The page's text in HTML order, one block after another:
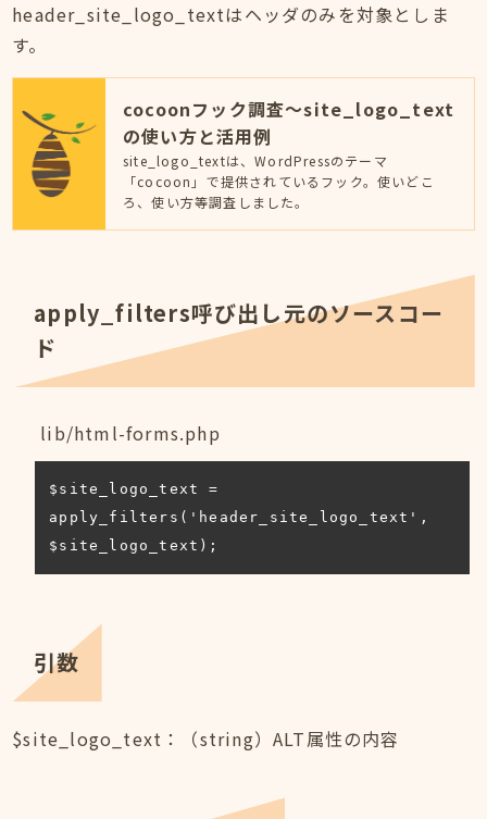
header_site_logo_textはヘッダのみを対象としま
す。
cocoonフック調査～site_logo_text
の使い方と活用例
site_logo_textは、WordPressのテーマ
「cocoon」で提供されているフック。使いどこ
ろ、使い方等調査しました。
apply_filters呼び出し元のソースコー
ド
lib/html-forms.php
$site_logo_text =
apply_filters('header_site_logo_text',
$site_logo_text);
引数
$site_logo_text：（string）ALT属性の内容